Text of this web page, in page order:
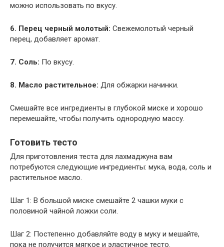
можно использовать по вкусу.
6. Перец черный молотый: Свежемолотый черный
перец, добавляет аромат.
7. Соль: По вкусу.
8. Масло растительное: Для обжарки начинки.
Смешайте все ингредиенты в глубокой миске и хорошо
перемешайте, чтобы получить однородную массу.
Готовить тесто
Для приготовления теста для лахмаджуна вам
потребуются следующие ингредиенты: мука, вода, соль и
растительное масло.
Шаг 1: В большой миске смешайте 2 чашки муки с
половиной чайной ложки соли.
Шаг 2: Постепенно добавляйте воду в муку и мешайте,
пока не получится мягкое и эластичное тесто.